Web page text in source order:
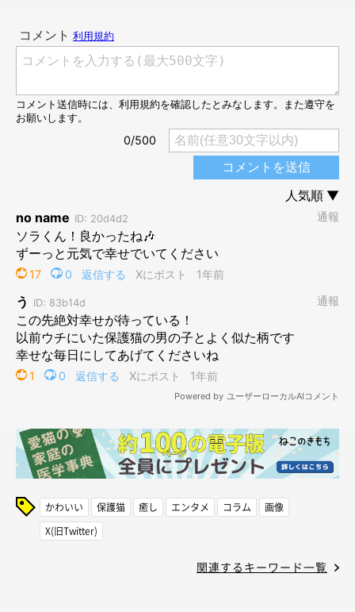
かわいい 保護猫 癒し エンタメ コラム
画像
X(旧Twitter)
関連するキーワード一覧